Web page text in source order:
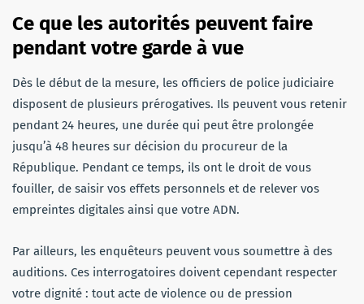
Ce que les autorités peuvent faire
pendant votre garde à vue
Dès le début de la mesure, les officiers de police judiciaire
disposent de plusieurs prérogatives. Ils peuvent vous retenir
pendant 24 heures, une durée qui peut être prolongée
jusqu’à 48 heures sur décision du procureur de la
République. Pendant ce temps, ils ont le droit de vous
fouiller, de saisir vos effets personnels et de relever vos
empreintes digitales ainsi que votre ADN.
Par ailleurs, les enquêteurs peuvent vous soumettre à des
auditions. Ces interrogatoires doivent cependant respecter
votre dignité : tout acte de violence ou de pression